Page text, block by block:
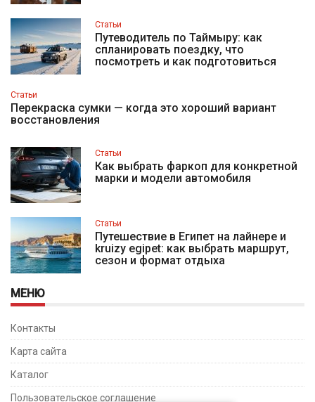
Статьи
Путеводитель по Таймыру: как
спланировать поездку, что
посмотреть и как подготовиться
Статьи
Перекраска сумки — когда это хороший вариант
восстановления
Статьи
Как выбрать фаркоп для конкретной
марки и модели автомобиля
Статьи
Путешествие в Египет на лайнере и
kruizy egipet: как выбрать маршрут,
сезон и формат отдыха
МЕНЮ
Контакты
Карта сайта
Каталог
Пользовательское соглашение